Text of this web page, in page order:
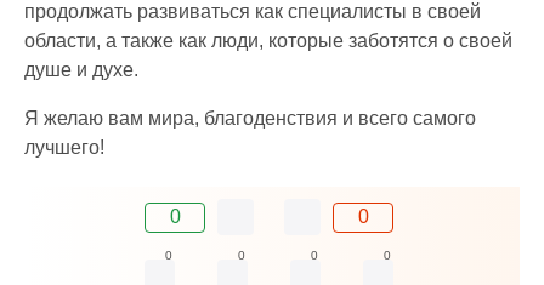
продолжать развиваться как специалисты в своей
области, а также как люди, которые заботятся о своей
душе и духе.
Я желаю вам мира, благоденствия и всего самого
лучшего!
0 0
0 0 0 0